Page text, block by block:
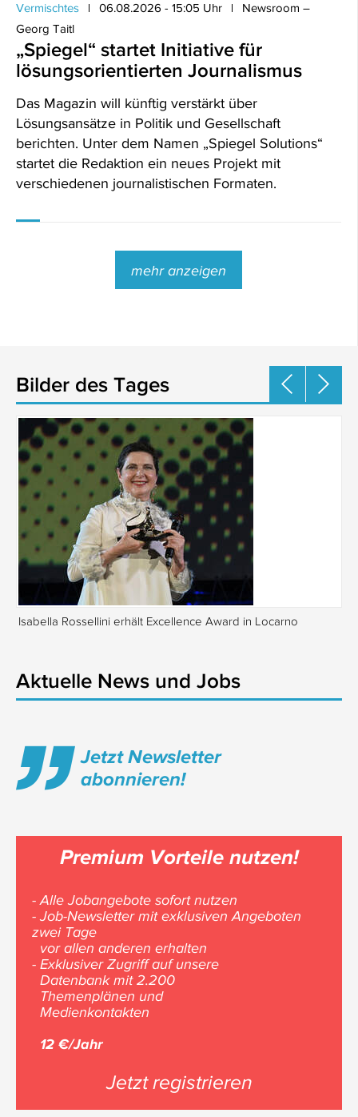
Vermischtes 06.08.2026 - 15:05 Uhr
Newsroom –
Georg Taitl
„Spiegel“ startet Initiative für
lösungsorientierten Journalismus
Das Magazin will künftig verstärkt über
Lösungsansätze in Politik und Gesellschaft
berichten. Unter dem Namen „Spiegel Solutions“
startet die Redaktion ein neues Projekt mit
verschiedenen journalistischen Formaten.
mehr anzeigen
Bilder des Tages
Isabella Rossellini erhält Excellence Award in Locarno
Aktuelle News und Jobs
Jetzt Newsletter
abonnieren!
Premium Vorteile nutzen!
- Alle Jobangebote sofort nutzen
- Job-Newsletter mit exklusiven Angeboten
zwei Tage
vor allen anderen erhalten
- Exklusiver Zugriff auf unsere
Datenbank mit 2.200
Themenplänen und
Medienkontakten
12 €/Jahr
Jetzt registrieren